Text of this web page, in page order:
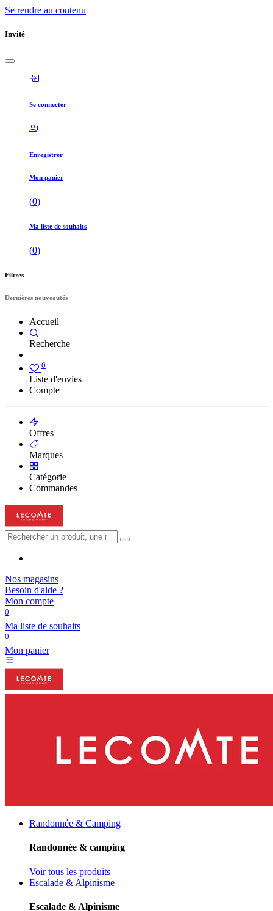
Se rendre au contenu
Invité
Se connecter
Enregistrer
Mon panier
(0)
Ma liste de souhaits
(0)
Filtres
Dernières nouveautés
Accueil
Recherche
0
Liste d'envies
Compte
Offres
Marques
Catégorie
Commandes
Nos magasins
Besoin d'aide ?
Mon compte
0
Ma liste de souhaits
0
Mon panier
Randonnée & Camping
Randonnée & camping
Voir tous les produits
Escalade & Alpinisme
Escalade & Alpinisme